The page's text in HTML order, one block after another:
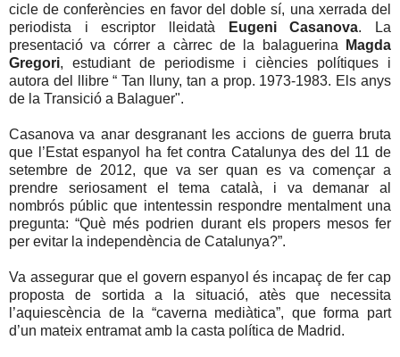
cicle de conferències en favor del doble sí, una xerrada del
periodista i escriptor lleidatà
Eugeni Casanova. La
presentació va córrer a càrrec de la balaguerina
Magda
Gregori, estudiant de periodisme i ciències polítiques i
autora del llibre “ Tan lluny, tan a prop. 1973-1983. Els anys
de la Transició a Balaguer".
Casanova va anar desgranant les accions de guerra bruta
que l’Estat espanyol ha fet contra Catalunya des del 11 de
setembre de 2012, que va ser quan es va començar a
prendre seriosament el tema català, i va demanar al
nombrós públic que intentessin respondre mentalment una
pregunta: “Què més podrien durant els propers mesos fer
per evitar la independència de Catalunya?”.
Va assegurar que el govern espanyol és incapaç de fer cap
proposta de sortida a la situació, atès que necessita
l’aquiescència de la “caverna mediàtica”, que forma part
d’un mateix entramat amb la casta política de Madrid.